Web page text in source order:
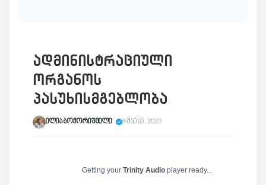
ადმინისტრაციული
ორგანოს
პასუხისმგებლობა
ილია ბოჭორიშვილი 6 მაისი, 2023
Getting your Trinity Audio player ready...